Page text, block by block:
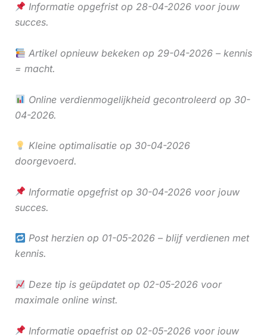
Informatie opgefrist op 28-04-2026 voor jouw
succes.
Artikel opnieuw bekeken op 29-04-2026 – kennis
= macht.
Online verdienmogelijkheid gecontroleerd op 30-
04-2026.
Kleine optimalisatie op 30-04-2026
doorgevoerd.
Informatie opgefrist op 30-04-2026 voor jouw
succes.
Post herzien op 01-05-2026 – blijf verdienen met
kennis.
Deze tip is geüpdatet op 02-05-2026 voor
maximale online winst.
Informatie opgefrist op 02-05-2026 voor jouw